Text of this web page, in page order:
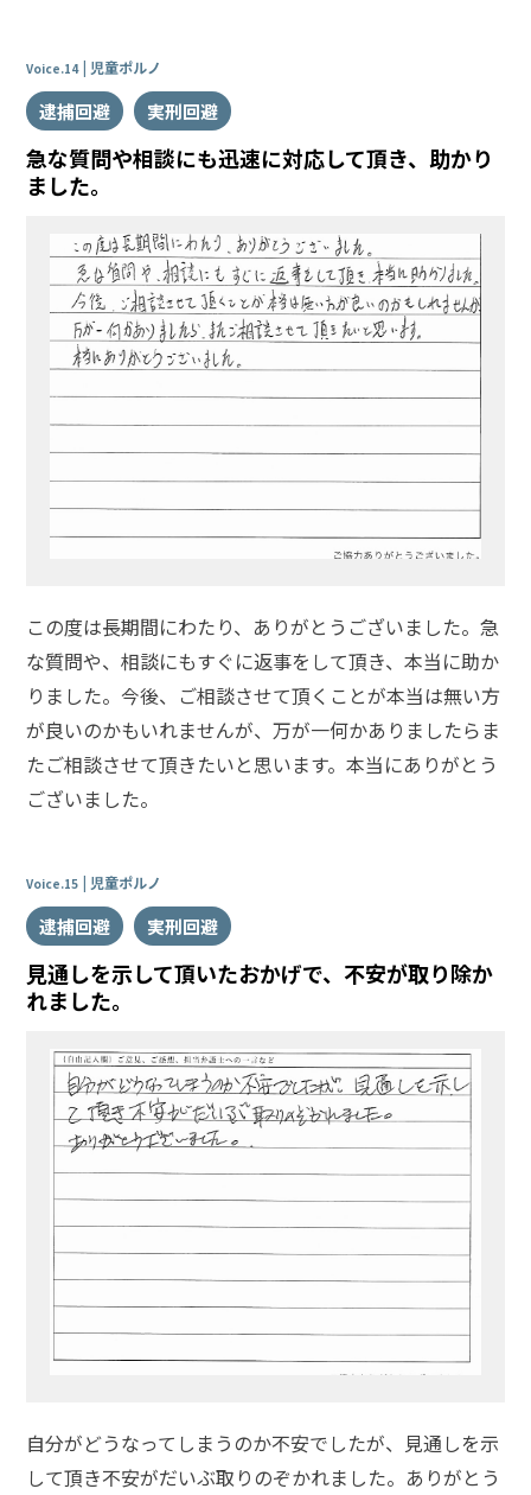
Voice.14 児童ポルノ
逮捕回避 実刑回避
急な質問や相談にも迅速に対応して頂き、助かり
ました。
この度は長期間にわたり、ありがとうございました。急
な質問や、相談にもすぐに返事をして頂き、本当に助か
りました。今後、ご相談させて頂くことが本当は無い方
が良いのかもいれませんが、万が一何かありましたらま
たご相談させて頂きたいと思います。本当にありがとう
ございました。
Voice.15 児童ポルノ
逮捕回避 実刑回避
見通しを示して頂いたおかげで、不安が取り除か
れました。
自分がどうなってしまうのか不安でしたが、見通しを示
して頂き不安がだいぶ取りのぞかれました。ありがとう